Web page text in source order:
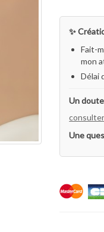
✨
Fait-
mon
Délai
Un
Une